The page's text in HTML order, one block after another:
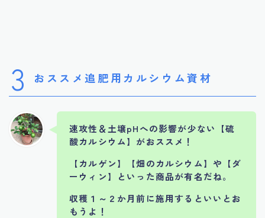
3 おススメ追肥用カルシウム資材
速攻性＆土壌pHへの影響が少ない【硫
酸カルシウム】がおススメ！
【カルゲン】【畑のカルシウム】や【ダ
ーウィン】といった商品が有名だね。
収穫１～２か月前に施用するといいとお
もうよ！